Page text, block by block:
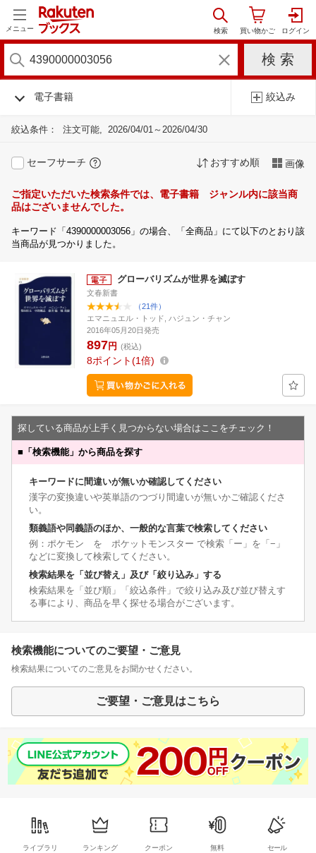
メニュー
電子書籍 絞込み
絞込条件： 注文可能 2026/04/01～2026/04/30
セーフサーチ おすすめ順 画像
ご指定いただいた検索条件では、電子書籍 ジャンル内に該当商
品はございませんでした。
キーワード「4390000003056」の場合、「全商品」にて以下のとおり該
当商品が見つかりました。
グローバリズムが世界を滅ぼす
文春新書
（21件）
エマニュエル・トッド, ハジュン・チャン
2016年05月20日発売
897円 (税込)
8ポイント 1倍
探している商品が上手く見つからない場合はここをチェック！
■ 「検索機能」から商品を探す
キーワードに間違いが無いか確認してください
漢字の変換違いや英単語のつづり間違いが無いかご確認くださ
い。
類義語や同義語のほか、一般的な言葉で検索してください
例：ポケモン を ポケットモンスター で検索「ー」を「−」
などに変換して検索してください。
検索結果を「並び替え」及び「絞り込み」する
検索結果を「並び順」「絞込条件」で絞り込み及び並び替えす
る事により、商品を早く探せる場合がございます。
検索機能についてのご要望・ご意見
検索結果についてのご意見をお聞かせください。
ご要望・ご意見はこちら
ライブラリ ランキング クーポン 無料 セール